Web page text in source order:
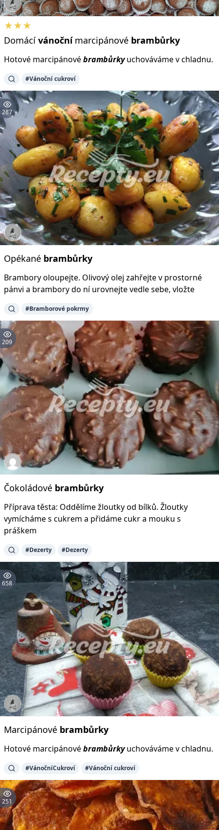
★★★
Domácí vánočnímarcipánové brambůrky
Hotové marcipánovébrambůrkyuchováváme v chladnu.
#Vánoční cukroví
287
Opékané brambůrky
Brambory oloupejte. Olivový olej zahřejte v prostorné
pánvi a brambory do ní urovnejte vedle sebe, vložte
#Bramborové pokrmy
209
Čokoládové brambůrky
Příprava těsta: Oddělíme žloutky od bílků. Žloutky
vymícháme s cukrem a přidáme cukr a mouku s
práškem
#Dezerty #Dezerty
658
Marcipánové brambůrky
Hotové marcipánovébrambůrkyuchováváme v chladnu.
#VánočníCukroví #Vánoční cukroví
251